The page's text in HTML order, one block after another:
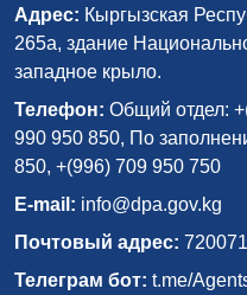
Адрес: Кыргызская
265а, здание
западное крыло.
Телефон: Общий отдел:
990 950 850, По
850, +(996) 709 950 750
E-mail: info@dpa.gov.kg
Почтовый адрес: 720071
Телеграм бот: t.me/